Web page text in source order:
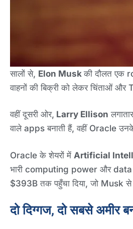
सालों से, Elon Muskकी दौलत एक
वाहनों की बिक्री को लेकर चिंताओं
वहीं दूसरी ओर, Larry Ellison
वाले apps बनाती हैं, वहीं Oracle
Oracle के शेयरों में Artificial
भारी computing power और data
$393B तक पहुँचा दिया, जो Musk से
दो दिग्गज, दो सबसे